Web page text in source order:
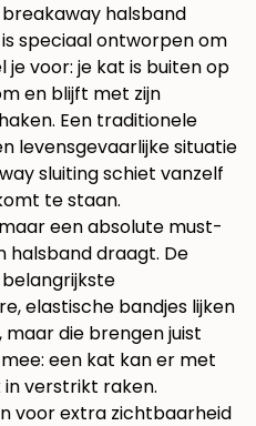
breakaway halsband
speciaal ontworpen om
voor: je kat is buiten op
en blijft met zijn
Een traditionele
levensgevaarlijke situatie
sluiting schiet vanzelf
te staan.
een absolute must-
halsband draagt. De
elastische bandjes lijken
die brengen juist
een kat kan er met
verstrikt raken.
voor extra zichtbaarheid